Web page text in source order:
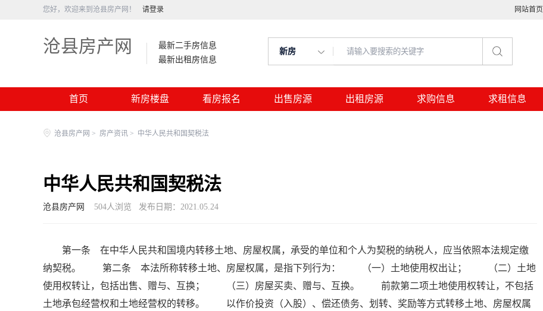
您好，欢迎来到沧县房产网！ 请登录 网站首页
沧县房产网
最新二手房信息
最新出租房信息
新房
首页 新房楼盘 看房报名 出售房源 出租房源 求购信息 求租信息
沧县房产网 > 房产资讯 > 中华人民共和国契税法
中华人民共和国契税法
沧县房产网 504人浏览 发布日期：2021.05.24
第一条 在中华人民共和国境内转移土地、房屋权属，承受的单位和个人为契税的纳税人，应当依照本法规定缴
纳契税。 第二条 本法所称转移土地、房屋权属，是指下列行为： （一）土地使用权出让； （二）土地
使用权转让，包括出售、赠与、互换； （三）房屋买卖、赠与、互换。 前款第二项土地使用权转让，不包括
土地承包经营权和土地经营权的转移。 以作价投资（入股）、偿还债务、划转、奖励等方式转移土地、房屋权属